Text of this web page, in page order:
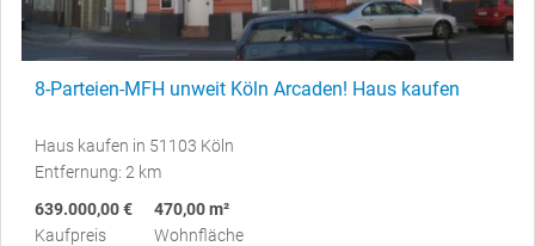
8-Parteien-MFH unweit Köln Arcaden! Haus kaufen
Haus kaufen in 51103 Köln
Entfernung: 2 km
639.000,00 €
Kaufpreis
470,00 m²
Wohnfläche